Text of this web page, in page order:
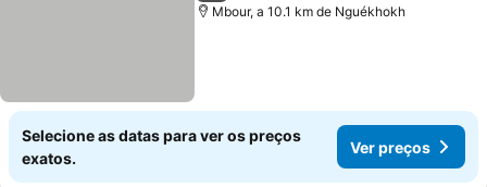
Mbour, a 10.1 km de Nguékhokh
Selecione as datas para ver os preços
exatos.
Ver preços